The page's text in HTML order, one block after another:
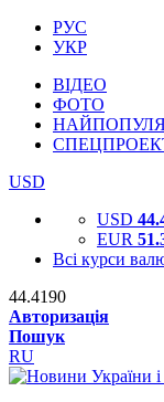
РУС
УКР
ВІДЕО
ФОТО
USD
USD
EUR
Всі курси
44.4190
Авторизація
Пошук
RU